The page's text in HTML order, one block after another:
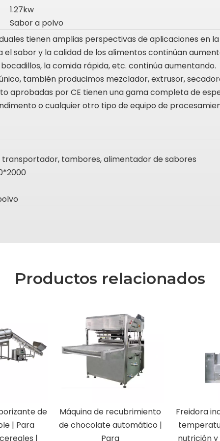
1.27kw
Sabor a polvo
tienen amplias perspectivas de aplicaciones en
sabor y la calidad de los alimentos continúan
la comida rápida, etc. continúa aumentando.
también producimos mezclador, extrusor,
aprobadas por CE tienen una gama completa de
o cualquier otro tipo de equipo de
transportador, tambores, alimentador de sabores
Productos relacionados
de
| Para
|
Máquina de recubrimiento
de chocolate automático |
Para
Freidora
nutrición